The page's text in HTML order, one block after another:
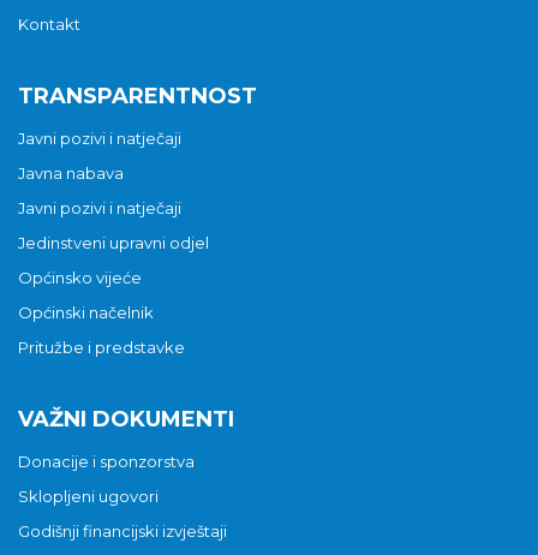
Kontakt
TRANSPARENTNOST
Javni pozivi i natječaji
Javna nabava
Javni pozivi i natječaji
Jedinstveni upravni odjel
Općinsko vijeće
Općinski načelnik
Pritužbe i predstavke
VAŽNI DOKUMENTI
Donacije i sponzorstva
Sklopljeni ugovori
Godišnji financijski izvještaji